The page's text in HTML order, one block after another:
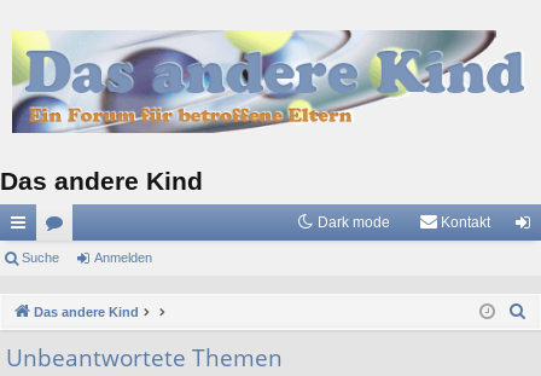
Das andere Kind
ch
llz
ug
or
Dark mode Kontakt
el
Suche Anmelden
Das andere Kind
Unbeantwortete Themen